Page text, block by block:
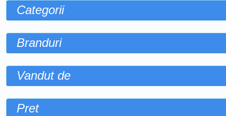
Categorii
Branduri
Vandut de
Pret